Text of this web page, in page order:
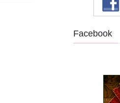
Facebook